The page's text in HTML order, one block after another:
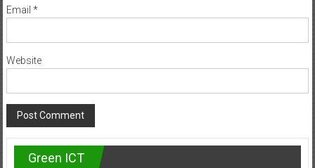
Email *
Website
Green ICT